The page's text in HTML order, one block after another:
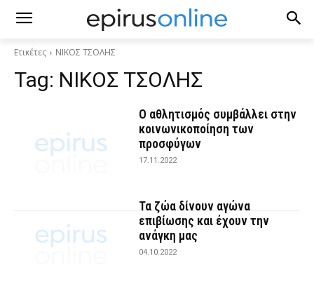
Ετικέτες ΝΙΚΟΣ ΤΣΟΛΗΣ
Tag: ΝΙΚΟΣ ΤΣΟΛΗΣ
Ο αθλητισμός συμβάλλει στην
κοινωνικοποίηση των
προσφύγων
17.11.2022
Τα ζώα δίνουν αγώνα
επιβίωσης και έχουν την
ανάγκη μας
04.10.2022